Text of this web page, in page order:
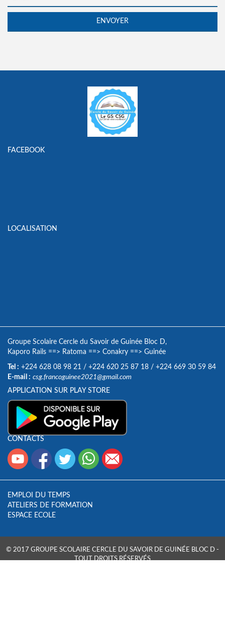
FACEBOOK
LOCALISATION
Groupe Scolaire Cercle du Savoir de Guinée Bloc D,
Kaporo Rails ==> Ratoma ==> Conakry ==> Guinée
Tel : +224 628 08 98 21 / +224 620 25 87 18 / +224 669 30 59 84
E-mail : csg.francoguinee2021@gmail.com
APPLICATION SUR PLAY STORE
CONTACTS
EMPLOI DU TEMPS
ATELIERS DE FORMATION
ESPACE ECOLE
© 2017 GROUPE SCOLAIRE CERCLE DU SAVOIR DE GUINÉE BLOC D -
TOUT DROITS RÉSERVÉS